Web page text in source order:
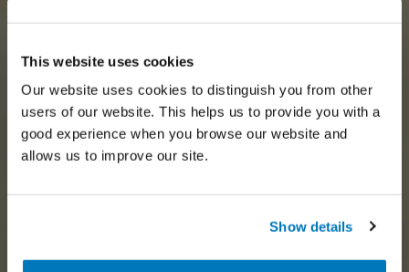
This website uses cookies
Our website uses cookies to distinguish you from other
users of our website. This helps us to provide you with a
good experience when you browse our website and
allows us to improve our site.
Show details